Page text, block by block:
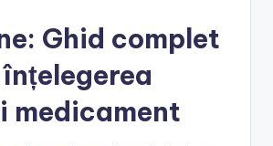
Ghid complet
medicament